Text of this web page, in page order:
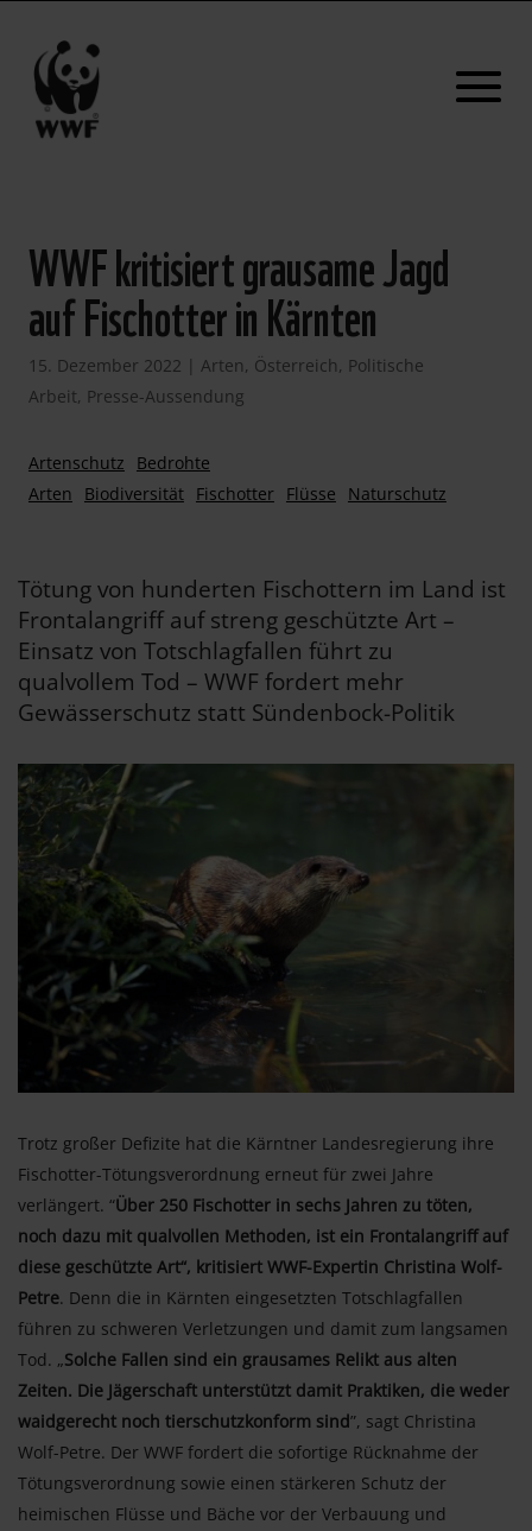
WWF kritisiert grausame Jagd
auf Fischotter in Kärnten
15. Dezember 2022 | Arten, Österreich, Politische
Arbeit, Presse-Aussendung
Artenschutz
Bedrohte
Arten
Biodiversität Fischotter Flüsse Naturschutz
Tötung von hunderten Fischottern im Land ist
Frontalangriff auf streng geschützte Art –
Einsatz von Totschlagfallen führt zu
qualvollem Tod – WWF fordert mehr
Gewässerschutz statt Sündenbock-Politik
Trotz großer Defizite hat die Kärntner Landesregierung ihre
Fischotter-Tötungsverordnung erneut für zwei Jahre
verlängert. “Über 250 Fischotter in sechs Jahren zu töten,
noch dazu mit qualvollen Methoden, ist ein Frontalangriff auf
diese geschützte Art“, kritisiert WWF-Expertin Christina Wolf-
Petre. Denn die in Kärnten eingesetzten Totschlagfallen
führen zu schweren Verletzungen und damit zum langsamen
Tod. „Solche Fallen sind ein grausames Relikt aus alten
Zeiten. Die Jägerschaft unterstützt damit Praktiken, die weder
waidgerecht noch tierschutzkonform sind”, sagt Christina
Wolf-Petre. Der WWF fordert die sofortige Rücknahme der
Tötungsverordnung sowie einen stärkeren Schutz der
heimischen Flüsse und Bäche vor der Verbauung und